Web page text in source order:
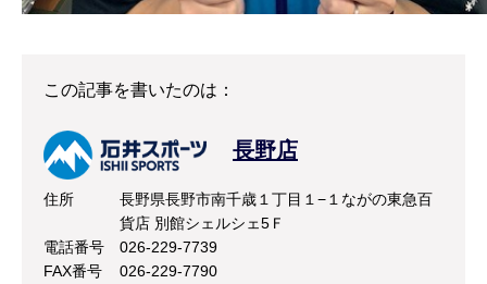
この記事を書いたのは：
長野店
住所
長野県長野市南千歳１丁目１−１ながの東急百
貨店 別館シェルシェ5Ｆ
電話番号
026-229-7739
FAX番号
026-229-7790